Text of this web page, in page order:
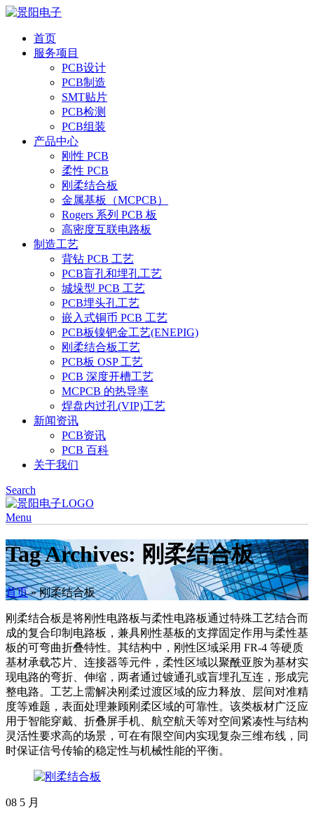
首页
服务项目
PCB设计
PCB制造
SMT贴片
PCB检测
PCB组装
产品中心
刚性 PCB
柔性 PCB
刚柔结合板
金属基板（MCPCB）
Rogers 系列 PCB 板
高密度互联电路板
制造工艺
背钻 PCB 工艺
PCB盲孔和埋孔工艺
城垛型 PCB 工艺
PCB埋头孔工艺
嵌入式铜币 PCB 工艺
PCB板镍钯金工艺(ENEPIG)
刚柔结合板工艺
PCB板 OSP 工艺
PCB 深度开槽工艺
MCPCB 的热导率
焊盘内过孔(VIP)工艺
新闻资讯
PCB资讯
PCB 百科
关于我们
Search
Menu
Tag Archives: 刚柔结合板
首页»刚柔结合板
刚柔结合板是将刚性电路板与柔性电路板通过特殊工艺结合而
成的复合印制电路板，兼具刚性基板的支撑固定作用与柔性基
板的可弯曲折叠特性。其结构中，刚性区域采用 FR-4 等硬质
基材承载芯片、连接器等元件，柔性区域以聚酰亚胺为基材实
现电路的弯折、伸缩，两者通过镀通孔或盲埋孔互连，形成完
整电路。工艺上需解决刚柔过渡区域的应力释放、层间对准精
度等难题，表面处理兼顾刚柔区域的可靠性。该类板材广泛应
用于智能穿戴、折叠屏手机、航空航天等对空间紧凑性与结构
灵活性要求高的场景，可在有限空间内实现复杂三维布线，同
时保证信号传输的稳定性与机械性能的平衡。
08 5 月